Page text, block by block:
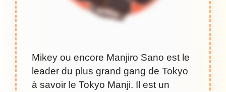
Mikey ou encore Manjiro Sano est le
leader du plus grand gang de Tokyo
à savoir le Tokyo Manji. Il est un